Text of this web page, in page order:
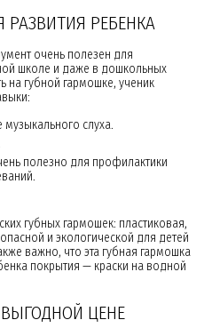
РЕБЕНКА
очень полезен для
школе и даже в дошкольных
на губной гармошке, ученик
слуха.
полезно для профилактики
губных гармошек: пластиковая,
и экологической для детей
важно, что эта губная гармошка
покрытия — краски на водной
ЦЕНЕ